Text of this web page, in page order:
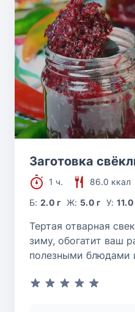
Заготовка
1 ч.
86.0 ккал
Б:2.0 г Ж: 5.0 г У: 11.0
Тертая отварная
зиму, обогатит ваш
полезными блюдами